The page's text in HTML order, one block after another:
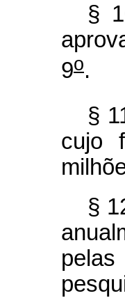
§
9o.
§
cujo
§